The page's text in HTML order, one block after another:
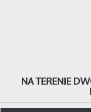
NA TERENIE